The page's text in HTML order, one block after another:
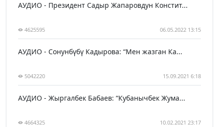
АУДИО - Президент Садыр Жапаровдун Констит...
4625595 06.05.2022 13:15
АУДИО - Сонунбүбү Кадырова: “Мен жазган Ка...
5042220 15.09.2021 6:18
АУДИО - Жыргалбек Бабаев: “Кубанычбек Жума...
4664325 10.02.2021 23:17